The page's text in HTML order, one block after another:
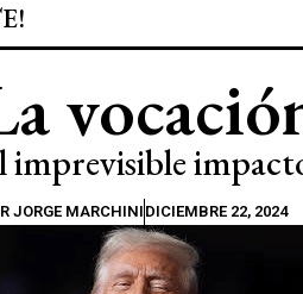
imprevisible
JORGE MARCHINI DICIEMBRE 22, 2024